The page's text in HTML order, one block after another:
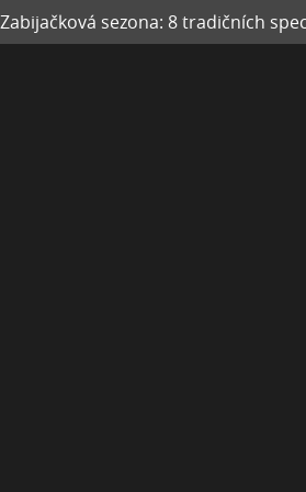
Zabijačková sezona: 8 tradičních